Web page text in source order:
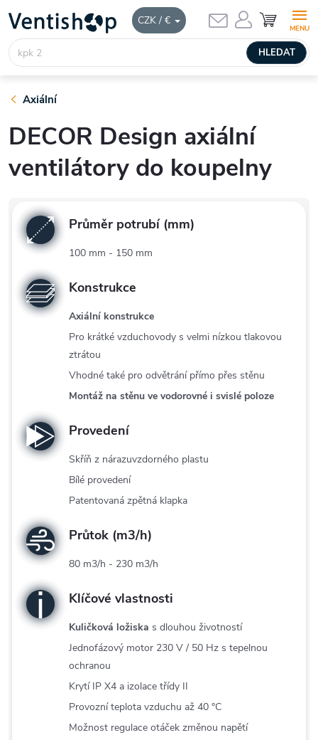
CZK / €
obsah
HLEDAT
NÁKUPNÍ
KOŠÍK
Axiální
DECOR Design axiální
ventilátory do koupelny
Průměr potrubí (mm)
100 mm - 150 mm
Konstrukce
Axiální konstrukce
Pro krátké vzduchovody s velmi nízkou tlakovou
ztrátou
Vhodné také pro odvětrání přímo přes stěnu
Montáž na stěnu ve vodorovné i svislé poloze
Provedení
Skříň z nárazuvzdorného plastu
Bílé provedení
Patentovaná zpětná klapka
Průtok (m3/h)
80 m3/h - 230 m3/h
Klíčové vlastnosti
Kuličková ložiska s dlouhou životností
Jednofázový motor 230 V / 50 Hz s tepelnou
ochranou
Krytí IP X4 a izolace třídy II
Provozní teplota vzduchu až 40 °C
Možnost regulace otáček změnou napětí